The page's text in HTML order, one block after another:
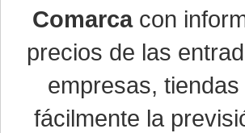
Comarcacon
precios de las
empresas,
fácilmente la